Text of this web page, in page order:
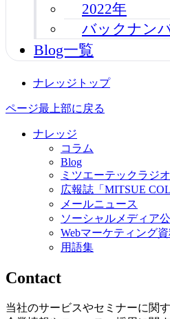
2022年
バックナン
Blog一覧
ナレッジトップ
ページ最上部に戻る
ナレッジ
コラム
Blog
ミツエーテックラジオ
広報誌「MITSUE
メールニュース
ソーシャルメディア
Webマーケティング
用語集
Contact
当社のサービスやセミナーに関